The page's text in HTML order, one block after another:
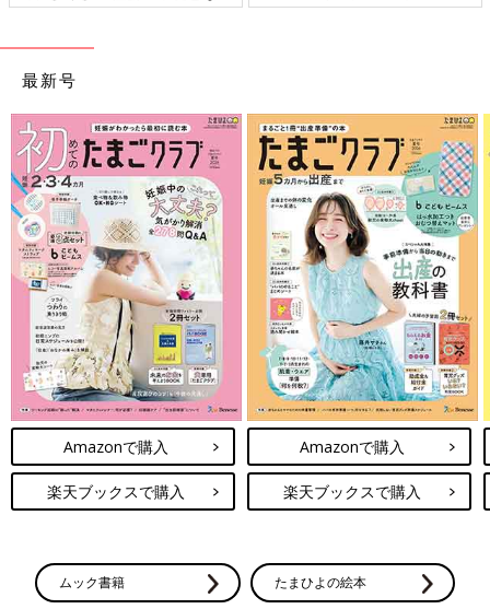
最新号
Amazonで購入
楽天ブックスで購入
Amazonで購入
楽天ブックスで購入
ムック書籍 たまひよの絵本